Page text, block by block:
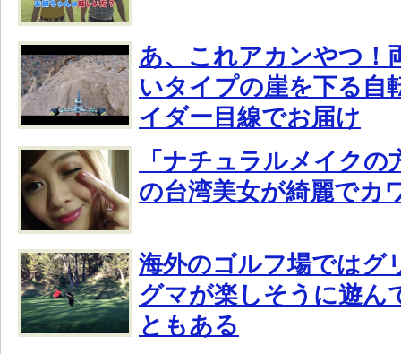
あ、これアカンやつ！
いタイプの崖を下る自
イダー目線でお届け
「ナチュラルメイクの
の台湾美女が綺麗でカ
海外のゴルフ場ではグ
グマが楽しそうに遊ん
ともある